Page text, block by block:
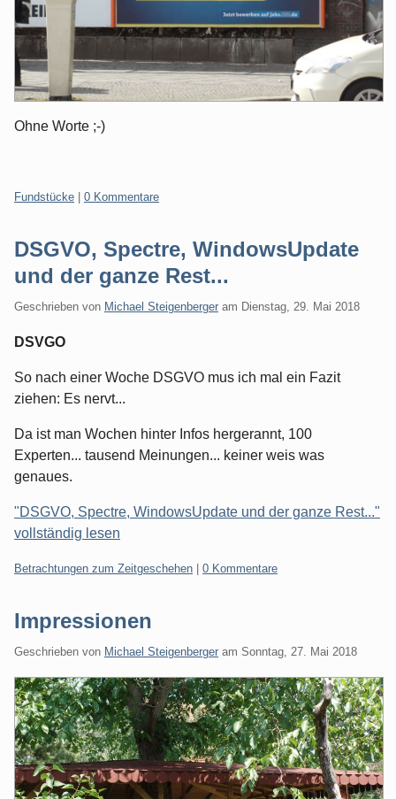
Ohne Worte ;-)
Kategorien:
Fundstücke 0 Kommentare
DSGVO, Spectre, WindowsUpdate
und der ganze Rest...
Geschrieben von Michael Steigenberger am Dienstag, 29. Mai 2018
DSVGO
So nach einer Woche DSGVO mus ich mal ein Fazit
ziehen: Es nervt...
Da ist man Wochen hinter Infos hergerannt, 100
Experten... tausend Meinungen... keiner weis was
genaues.
"DSGVO, Spectre, WindowsUpdate und der ganze Rest..."
vollständig lesen
Kategorien:
Betrachtungen zum Zeitgeschehen 0 Kommentare
Impressionen
Geschrieben von Michael Steigenberger am Sonntag, 27. Mai 2018